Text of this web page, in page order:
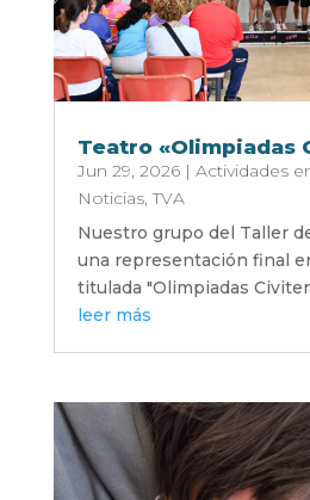
Teatro «Olimpiadas
Jun 29, 2026| Actividades
Noticias,TVA
Nuestro grupo del Taller
una representación final
titulada "Olimpiadas
leer más